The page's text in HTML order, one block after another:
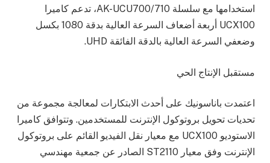
استخدامها مع سلسلة AK-UCU700/710، تدعم كاميرا
UCX100 أربعة أضعاف السرعة العالية بدقة 1080 بكسل
وضعفي السرعة العالية بالدقة الفائقة UHD.
مستقبل الإنتاج الحي
اعتمدت باناسونيك على أحدث الابتكارات لمعالجة مجموعة من
تحديات تحويل بروتوكول الإنترنت للمستخدمين. وتتوافق كاميرا
الاستوديو UCX100 مع معيار نقل الفيديو القائم على بروتوكول
الإنترنت وفق معيار ST2110 الصادر عن جمعية مهندسي